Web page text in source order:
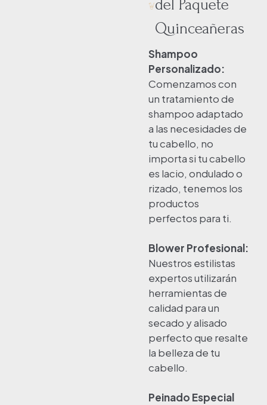
del Paquete
Quinceañeras
Shampoo
Personalizado:
Comenzamos con
un tratamiento de
shampoo adaptado
a las necesidades de
tu cabello, no
importa si tu cabello
es lacio, ondulado o
rizado, tenemos los
productos
perfectos para ti.
Blower Profesional:
Nuestros estilistas
expertos utilizarán
herramientas de
calidad para un
secado y alisado
perfecto que resalte
la belleza de tu
cabello.
Peinado Especial